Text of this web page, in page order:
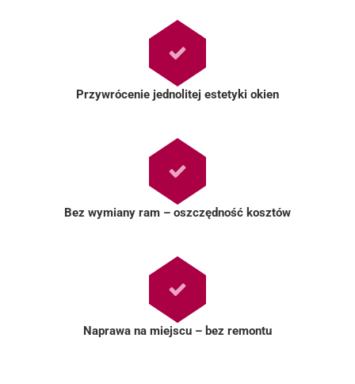
Przywrócenie jednolitej estetyki okien
Bez wymiany ram – oszczędność kosztów
Naprawa na miejscu – bez remontu